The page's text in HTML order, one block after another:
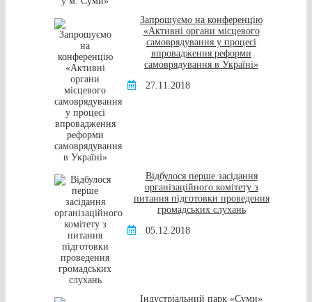
Запрошуємо на конференцію
«Активні органи місцевого
самоврядування у процесі
впровадження реформи
самоврядування в Україні»
27.11.2018
Відбулося перше засідання
організаційного комітету з
питання підготовки проведення
громадських слухань
05.12.2018
Індустріальний парк «Суми»